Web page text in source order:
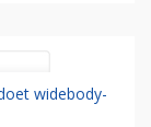
widebody-